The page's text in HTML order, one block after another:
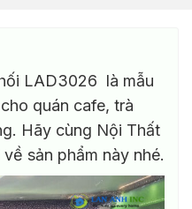
biến
thể.
Các
tùy
chọn
có
thể
được
LAD3026 là mẫu
quán cafe, trà
Hãy cùng Nội Thất
sản phẩm này nhé.